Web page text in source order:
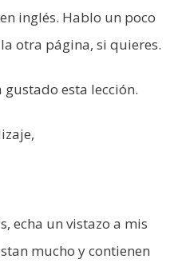
inglés. Hablo un poco
otra página, si quieres.
gustado esta lección.
echa un vistazo a mis
mucho y contienen